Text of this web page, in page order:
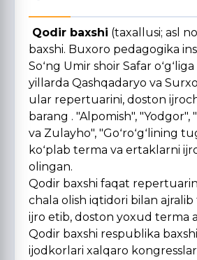
Qodir baxshi (taxallusi; asl
baxshi. Buxoro pedagogika
Soʻng Umir shoir Safar
yillarda Qashqadaryo va
ular repertuarini, doston
barang . "Alpomish",
va Zulayho", "Goʻroʻgʻlining
koʻplab terma va ertaklarni
olingan.
Qodir baxshi faqat
chala olish iqtidori bilan
ijro etib, doston yoxud terma
Qodir baxshi respublika
ijodkorlari xalqaro